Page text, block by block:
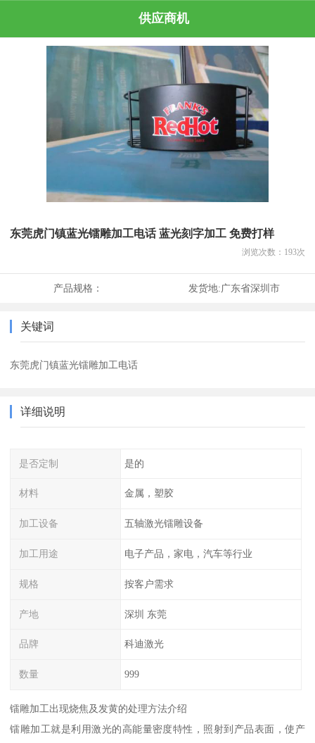
供应商机
东莞虎门镇蓝光镭雕加工电话 蓝光刻字加工 免费打样
浏览次数： 193次
产品规格： 发货地:广东省深圳市
关键词
东莞虎门镇蓝光镭雕加工电话
详细说明
是否定制 是的
材料 金属，塑胶
加工设备 五轴激光镭雕设备
加工用途 电子产品，家电，汽车等行业
规格 按客户需求
产地 深圳 东莞
品牌 科迪激光
数量 999
镭雕加工出现烧焦及发黄的处理方法介绍
镭雕加工就是利用激光的高能量密度特性，照射到产品表面，使产